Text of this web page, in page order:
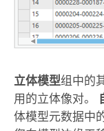
立体模型组中的
用的立体像对。
体模型元数据中